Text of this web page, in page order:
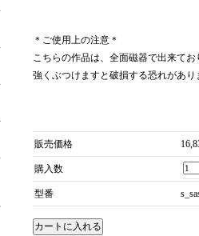
＊ご使用上の注意＊
こちらの作品は、全面磁器で出来てお
強くぶつけますと破損する恐れがあ
販売価格
購入数
型番